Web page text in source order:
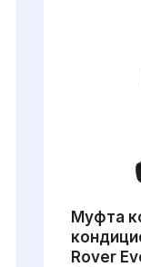
Муфта
Rover